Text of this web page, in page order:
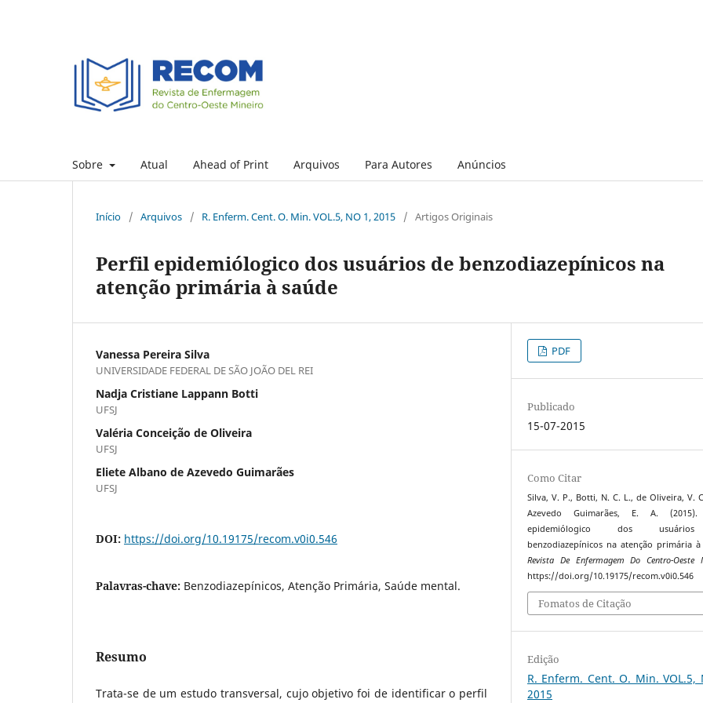
Sobre Atual Ahead of Print Arquivos Para Autores Anúncios
Início / Arquivos / R. Enferm. Cent. O. Min. VOL.5, NO 1, 2015 / Artigos Originais
Perfil epidemiólogico dos usuários de benzodiazepínicos na
atenção primária à saúde
Vanessa Pereira Silva
UNIVERSIDADE FEDERAL DE SÃO JOÃO DEL REI
Nadja Cristiane Lappann Botti
UFSJ
Valéria Conceição de Oliveira
UFSJ
Eliete Albano de Azevedo Guimarães
UFSJ
DOI: https://doi.org/10.19175/recom.v0i0.546
Palavras-chave: Benzodiazepínicos, Atenção Primária, Saúde mental.
Resumo
Trata-se de um estudo transversal, cujo objetivo foi de identificar o perfil
PDF
Publicado
15-07-2015
Como Citar
Silva, V. P., Botti, N. C. L., de Oliveira, V.
Azevedo Guimarães, E. A.
epidemiólogico dos
benzodiazepínicos na atenção primária à
Revista De Enfermagem Do Centro-Oeste
https://doi.org/10.19175/recom.v0i0.546
Fomatos de Citação
Edição
R. Enferm. Cent. O. Min. VOL.5,
2015